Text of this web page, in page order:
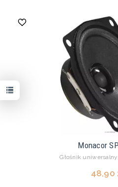
Monacor
Głośnik
48,90